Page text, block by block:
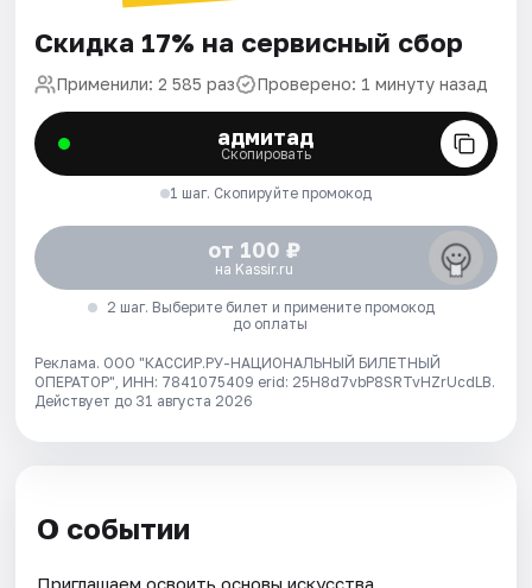
Скидка 17% на сервисный сбор
Применили: 2 585 раз Проверено: 1 минуту назад
адмитад
Скопировать
1 шаг. Скопируйте промокод
от 100 ₽
на Kassir.ru
2 шаг. Выберите билет и примените промокод
до оплаты
Реклама. ООО "КАССИР.РУ-НАЦИОНАЛЬНЫЙ БИЛЕТНЫЙ
ОПЕРАТОР", ИНН: 7841075409 erid: 25H8d7vbP8SRTvHZrUcdLB.
Действует до 31 августа 2026
О событии
Приглашаем освоить основы искусства